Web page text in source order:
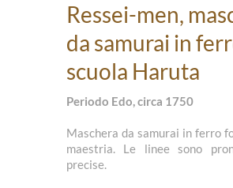
Ressei-men,
da samurai in
scuola Haruta
Periodo Edo, circa 1750
Maschera da samurai in ferro
maestria. Le linee sono
precise.